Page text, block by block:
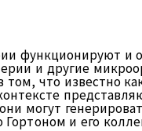
функционируют
и другие
том, что известно
могут
Гортоном и его